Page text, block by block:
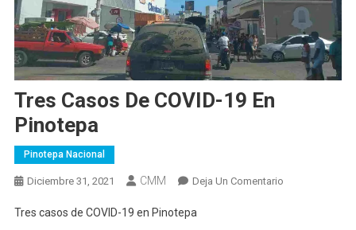
Tres Casos De COVID-19 En
Pinotepa
Pinotepa Nacional
Diciembre 31, 2021 CMM Deja Un ComentarioEn
Tres casos de COVID-19 en Pinotepa